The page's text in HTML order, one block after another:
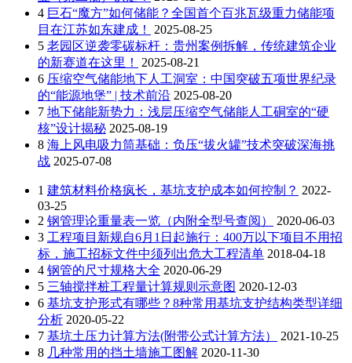
4 巨石“魔方”如何储能？全国首个百兆瓦级重力储能项
目在江苏如东建成！
2025-08-25
5 老园区逆袭零碳标杆：贵州案例拆解，传统建筑企业
的新赛道在这里！
2025-08-21
6 压缩空气储能地下人工洞室：中国突破五项世界纪录
的“能源地堡” | 技术前沿 2025-08-20
7 地下储能新势力：浅层压缩空气储能人工硐室的“硬
核”设计揭秘 2025-08-19
8 海上风电吸力筒基础：负压“拔火罐”技术突破深海挑
战 2025-07-08
1 建筑材料价格疯长，基坑支护成本如何控制？ 2022-
03-25
2 钢管理论重量表一览（内附全型号查阅）
2020-06-03
3 工程项目新规自6月1日起施行：400万以下项目不用招
标，施工招标文件中须列出危大工程清单 2018-04-18
4 钢管的尺寸规格大全 2020-06-29
5 三轴搅拌桩工程量计算规则示意图 2020-12-03
6 基坑支护形式有哪些？8种常用基坑支护结构类型详细
分析 2020-05-22
7 基坑土压力计算方法(附带公式计算方法）
2021-10-25
8 几种常用的挡土墙施工图解 2020-11-30